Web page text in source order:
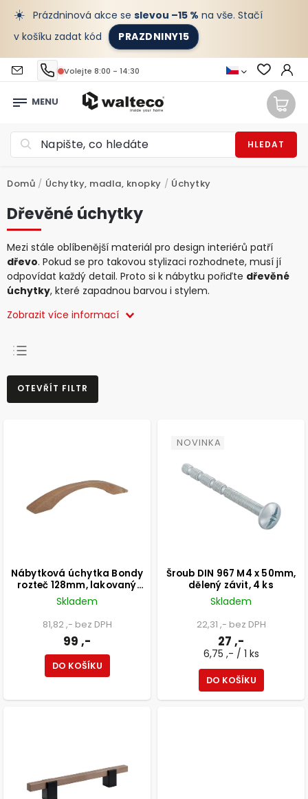
☀️ Prázdninová akce se slevou –15 % na vše. Stačí
v košíku zadat kód
PRAZDNINY15
Volejte 8:00 - 14:30
HLEDAT
Domů / Úchytky, madla, knopky / Úchytky
Dřevěné úchytky
Mezi stále oblíbenější materiál pro design interiérů patří
dřevo. Pokud se pro takovou stylizaci rozhodnete, musí jí
odpovídat každý detail. Proto si k nábytku pořiďte dřevěné
úchytky, které zapadnou barvou i stylem.
Zobrazit více informací
NEJPRODÁVANĚJŠÍ
NEJLEVNĚJŠÍ
OTEVŘÍT FILTR
Nábytková úchytka Bondy
rozteč 128mm, lakovaný
přírodní dub, FSC
Skladem
81,82 ,- bez DPH
99 ,-
DO KOŠÍKU
NOVINKA
Šroub DIN 967 M4 x 50mm,
dělený závit, 4 ks
Skladem
22,31 ,- bez DPH
27 ,-
6,75 ,- / 1 ks
DO KOŠÍKU